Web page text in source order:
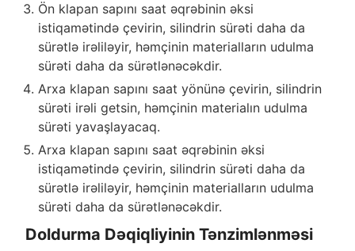
Ön klapan sapını saat əqrəbinin əksi
istiqamətində çevirin, silindrin sürəti daha da
sürətlə irəliləyir, həmçinin materialların udulma
sürəti daha da sürətlənəcəkdir.
Arxa klapan sapını saat yönünə çevirin, silindrin
sürəti irəli getsin, həmçinin materialın udulma
sürəti yavaşlayacaq.
Arxa klapan sapını saat əqrəbinin əksi
istiqamətində çevirin, silindrin sürəti daha da
sürətlə irəliləyir, həmçinin materialların udulma
sürəti daha da sürətlənəcəkdir.
Doldurma Dəqiqliyinin Tənzimlənməsi